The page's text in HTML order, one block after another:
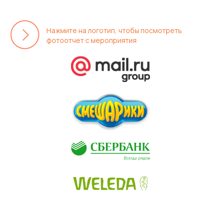
Нажмите на логотип, чтобы посмотреть
фотоотчет с мероприятия